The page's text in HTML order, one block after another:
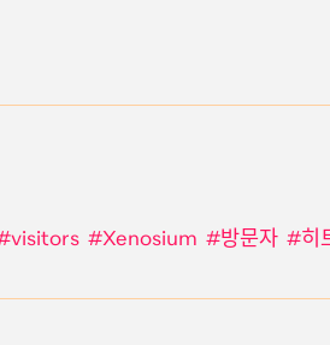
visitors Xenosium 방문자 히